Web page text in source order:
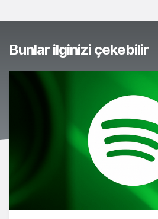
Bunlar ilginizi çekebilir